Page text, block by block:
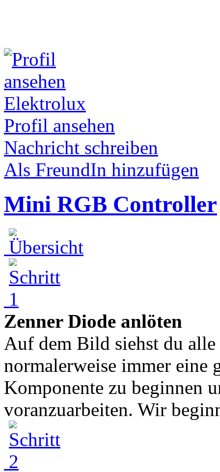
Elektrolux
Profil ansehen
Nachricht schreiben
Als FreundIn hinzufügen
Mini RGB Controller
Zenner Diode anlöten
Auf dem Bild siehst du
normalerweise immer eine
Komponente zu beginnen
voranzuarbeiten. Wir